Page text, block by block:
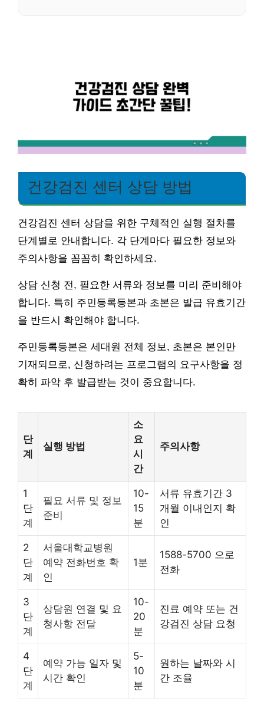
건강검진 센터 상담 방법
건강검진 센터 상담을 위한 구체적인 실행 절차를
단계별로 안내합니다. 각 단계마다 필요한 정보와
주의사항을 꼼꼼히 확인하세요.
상담 신청 전, 필요한 서류와 정보를 미리 준비해야
합니다. 특히 주민등록등본과 초본은 발급 유효기간
을 반드시 확인해야 합니다.
주민등록등본은 세대원 전체 정보, 초본은 본인만
기재되므로, 신청하려는 프로그램의 요구사항을 정
확히 파악 후 발급받는 것이 중요합니다.
단
계
실행 방법
소
요
시
간
주의사항
1
단
계
필요 서류 및 정보
준비
10-
15
분
서류 유효기간 3
개월 이내인지 확
인
2
단
계
서울대학교병원
예약 전화번호 확
인
1분
1588-5700 으로
전화
3
단
계
상담원 연결 및 요
청사항 전달
10-
20
분
진료 예약 또는 건
강검진 상담 요청
4
단
계
예약 가능 일자 및
시간 확인
5-
10
분
원하는 날짜와 시
간 조율